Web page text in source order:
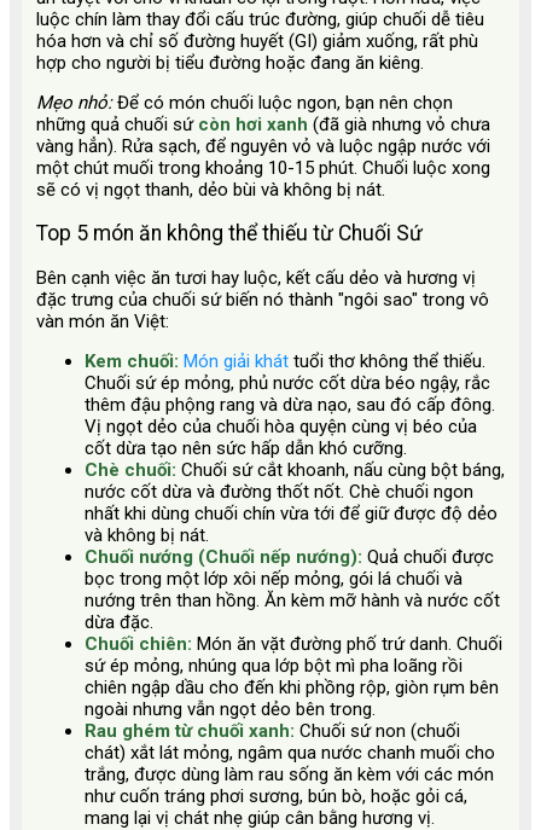
luộc chín làm thay đổi cấu trúc đường, giúp chuối dễ tiêu
hóa hơn và chỉ số đường huyết (GI) giảm xuống, rất phù
hợp cho người bị tiểu đường hoặc đang ăn kiêng.
Mẹo nhỏ:Để có món chuối luộc ngon, bạn nên chọn
những quả chuối sứ còn hơi xanh (đã già nhưng vỏ chưa
vàng hẳn). Rửa sạch, để nguyên vỏ và luộc ngập nước với
một chút muối trong khoảng 10-15 phút. Chuối luộc xong
sẽ có vị ngọt thanh, dẻo bùi và không bị nát.
Top 5 món ăn không thể thiếu từ Chuối Sứ
Bên cạnh việc ăn tươi hay luộc, kết cấu dẻo và hương vị
đặc trưng của chuối sứ biến nó thành "ngôi sao" trong vô
vàn món ăn Việt:
Kem chuối: Món giải khát tuổi thơ không thể thiếu.
Chuối sứ ép mỏng, phủ nước cốt dừa béo ngậy, rắc
thêm đậu phộng rang và dừa nạo, sau đó cấp đông.
Vị ngọt dẻo của chuối hòa quyện cùng vị béo của
cốt dừa tạo nên sức hấp dẫn khó cưỡng.
Chè chuối: Chuối sứ cắt khoanh, nấu cùng bột báng,
nước cốt dừa và đường thốt nốt. Chè chuối ngon
nhất khi dùng chuối chín vừa tới để giữ được độ dẻo
và không bị nát.
Chuối nướng (Chuối nếp nướng): Quả chuối được
bọc trong một lớp xôi nếp mỏng, gói lá chuối và
nướng trên than hồng. Ăn kèm mỡ hành và nước cốt
dừa đặc.
Chuối chiên: Món ăn vặt đường phố trứ danh. Chuối
sứ ép mỏng, nhúng qua lớp bột mì pha loãng rồi
chiên ngập dầu cho đến khi phồng rộp, giòn rụm bên
ngoài nhưng vẫn ngọt dẻo bên trong.
Rau ghém từ chuối xanh: Chuối sứ non (chuối
chát) xắt lát mỏng, ngâm qua nước chanh muối cho
trắng, được dùng làm rau sống ăn kèm với các món
như cuốn tráng phơi sương, bún bò, hoặc gỏi cá,
mang lại vị chát nhẹ giúp cân bằng hương vị.